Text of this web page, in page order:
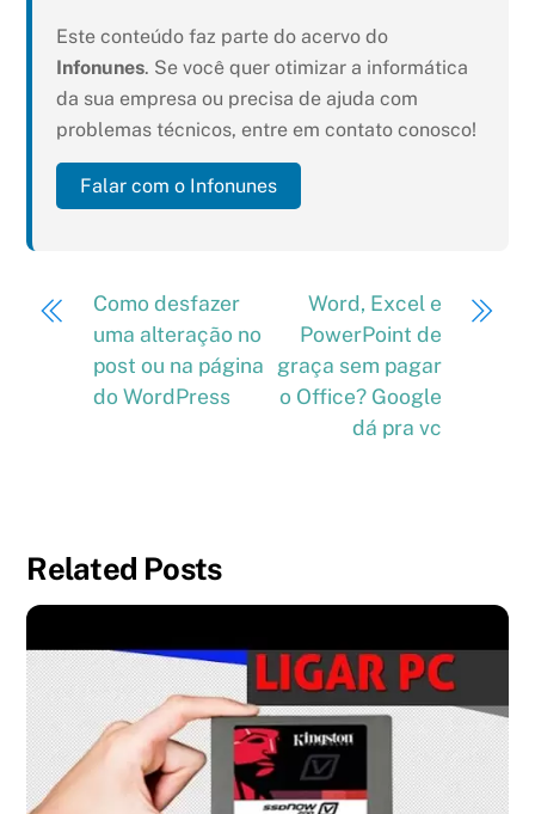
Este conteúdo faz parte do acervo do
Infonunes. Se você quer otimizar a informática
da sua empresa ou precisa de ajuda com
problemas técnicos, entre em contato conosco!
Falar com o Infonunes
Como desfazer
uma alteração no
post ou na página
do WordPress
Word, Excel e
PowerPoint de
graça sem pagar
o Office? Google
dá pra vc
Related Posts